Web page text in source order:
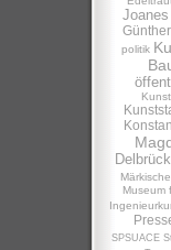
Günther
politik
Museum
SPSUACE